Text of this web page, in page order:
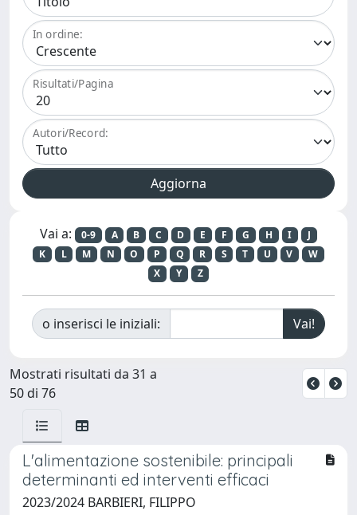
In ordine:
Risultati/Pagina
Autori/Record:
Vai a: 0-9 A B C D E F G H I
J
K
L M N O P Q R S T U V
W
X
Y Z
o inserisci le iniziali:
Mostrati risultati da 31 a
50 di 76
L'alimentazione sostenibile: principali
determinanti ed interventi efficaci
2023/2024 BARBIERI, FILIPPO